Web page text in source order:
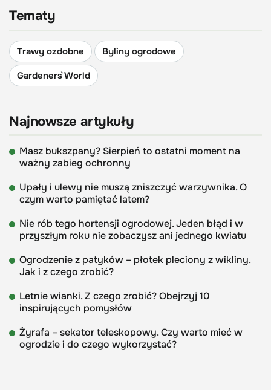
Tematy
Trawy ozdobne
Byliny ogrodowe
Gardeners` World
Najnowsze artykuły
Masz bukszpany? Sierpień to ostatni moment na
ważny zabieg ochronny
Upały i ulewy nie muszą zniszczyć warzywnika. O
czym warto pamiętać latem?
Nie rób tego hortensji ogrodowej. Jeden błąd i w
przyszłym roku nie zobaczysz ani jednego kwiatu
Ogrodzenie z patyków – płotek pleciony z wikliny.
Jak i z czego zrobić?
Letnie wianki. Z czego zrobić? Obejrzyj 10
inspirujących pomysłów
Żyrafa – sekator teleskopowy. Czy warto mieć w
ogrodzie i do czego wykorzystać?